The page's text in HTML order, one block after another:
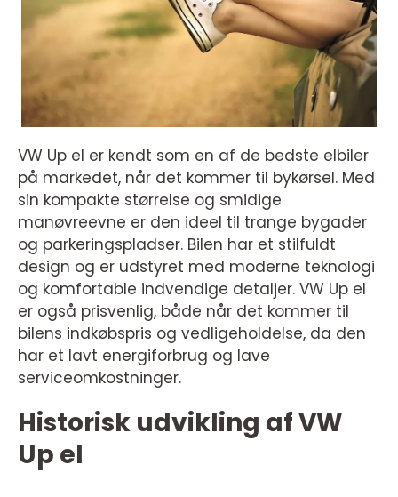
VW Up el er kendt som en af de bedste elbiler
på markedet, når det kommer til bykørsel. Med
sin kompakte størrelse og smidige
manøvreevne er den ideel til trange bygader
og parkeringspladser. Bilen har et stilfuldt
design og er udstyret med moderne teknologi
og komfortable indvendige detaljer. VW Up el
er også prisvenlig, både når det kommer til
bilens indkøbspris og vedligeholdelse, da den
har et lavt energiforbrug og lave
serviceomkostninger.
Historisk udvikling af VW
Up el